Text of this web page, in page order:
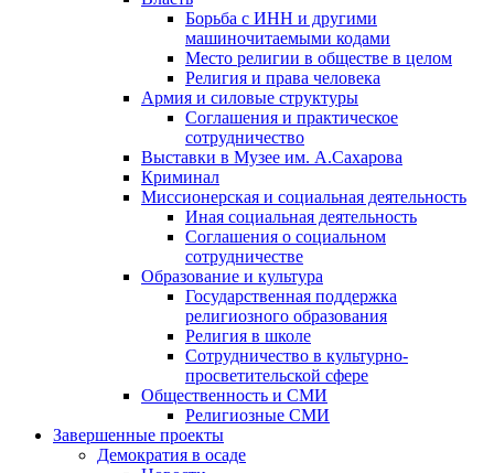
Борьба с ИНН и другими
машиночитаемыми кодами
Место религии в обществе в целом
Религия и права человека
Армия и силовые структуры
Соглашения и практическое
сотрудничество
Выставки в Музее им. А.Сахарова
Криминал
Миссионерская и социальная деятельность
Иная социальная деятельность
Соглашения о социальном
сотрудничестве
Образование и культура
Государственная поддержка
религиозного образования
Религия в школе
Сотрудничество в культурно-
просветительской сфере
Общественность и СМИ
Религиозные СМИ
Завершенные проекты
Демократия в осаде